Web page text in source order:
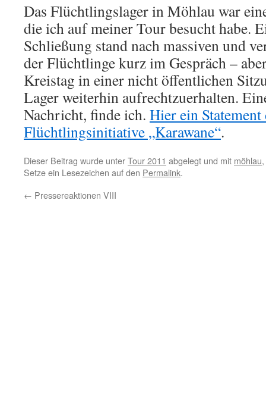
Das Flüchtlingslager in Möhlau war
die ich auf meiner Tour besucht habe.
Schließung stand nach massiven und
der Flüchtlinge kurz im Gespräch –
Kreistag in einer nicht öffentlichen
Lager weiterhin aufrechtzuerhalten.
Nachricht, finde ich. Hier ein Statement
Flüchtlingsinitiative „Karawane“.
Dieser Beitrag wurde unterTour 2011 abgelegt und mit möhlau,
Setze ein Lesezeichen auf den Permalink.
← Pressereaktionen VIII